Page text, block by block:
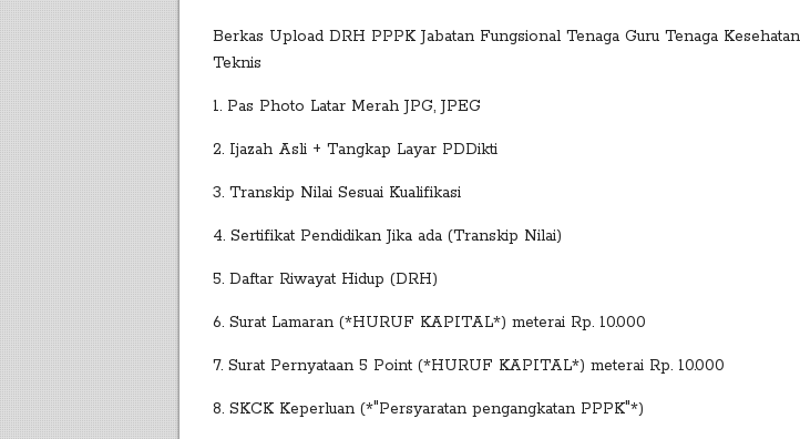
Berkas Upload DRH PPPK Jabatan Fungsional Tenaga Guru Tenaga
Teknis
1. Pas Photo Latar Merah JPG, JPEG
2. Ijazah Asli + Tangkap Layar PDDikti
3. Transkip Nilai Sesuai Kualifikasi
4. Sertifikat Pendidikan Jika ada (Transkip Nilai)
5. Daftar Riwayat Hidup (DRH)
6. Surat Lamaran (*HURUF KAPITAL*) meterai Rp. 10.000
7. Surat Pernyataan 5 Point (*HURUF KAPITAL*) meterai Rp. 10.000
8. SKCK Keperluan (*"Persyaratan pengangkatan PPPK"*)